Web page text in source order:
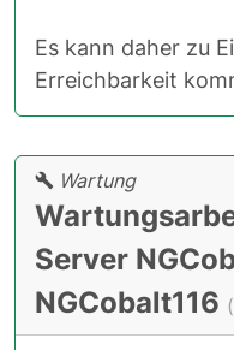
Es kann daher zu
Erreichbarkeit
Wartung
Server
NGCobalt116 (